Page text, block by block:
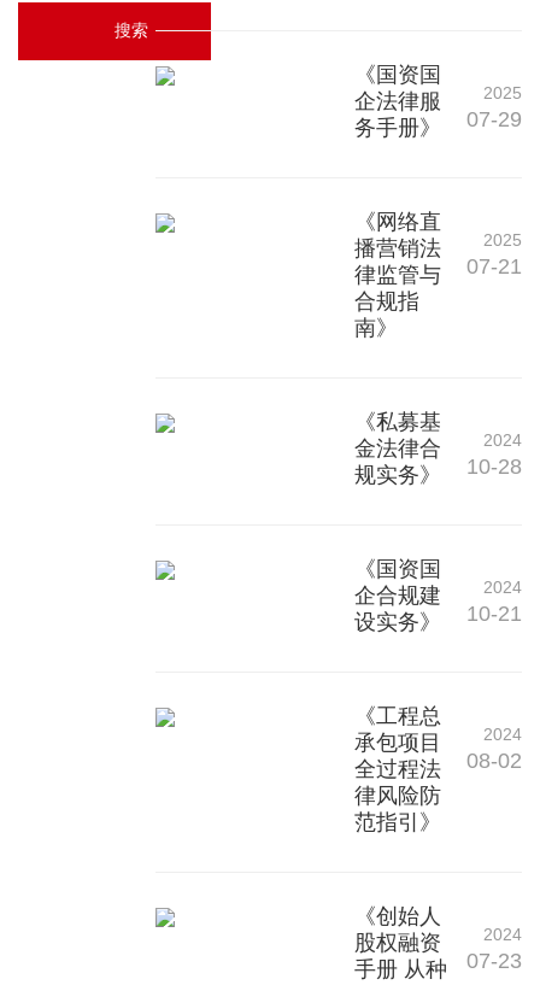
《国资国
企法律服
务手册》
2025
07-29
《网络直
播营销法
律监管与
合规指
南》
2025
07-21
《私募基
金法律合
规实务》
2024
10-28
《国资国
企合规建
设实务》
2024
10-21
《工程总
承包项目
全过程法
律风险防
范指引》
2024
08-02
《创始人
股权融资
手册 从种
2024
07-23